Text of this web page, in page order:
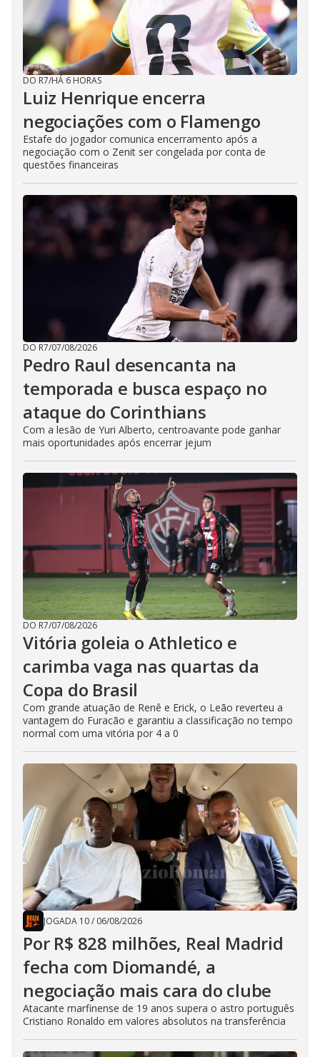
DO R7/HÁ 6 HORAS
Luiz Henrique encerra
negociações com o Flamengo
Estafe do jogador comunica encerramento após a
negociação com o Zenit ser congelada por conta de
questões financeiras
DO R7/07/08/2026
Pedro Raul desencanta na
temporada e busca espaço no
ataque do Corinthians
Com a lesão de Yuri Alberto, centroavante pode ganhar
mais oportunidades após encerrar jejum
DO R7/07/08/2026
Vitória goleia o Athletico e
carimba vaga nas quartas da
Copa do Brasil
Com grande atuação de Renê e Erick, o Leão reverteu a
vantagem do Furacão e garantiu a classificação no tempo
normal com uma vitória por 4 a 0
JOGADA 10/ 06/08/2026
Por R$ 828 milhões, Real Madrid
fecha com Diomandé, a
negociação mais cara do clube
Atacante marfinense de 19 anos supera o astro português
Cristiano Ronaldo em valores absolutos na transferência